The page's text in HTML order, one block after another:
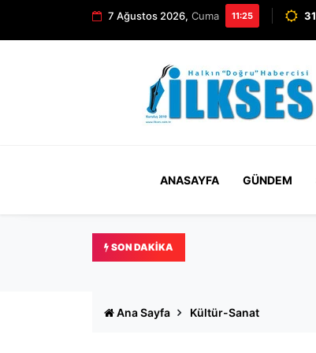
7 Ağustos 2026, Cuma 11:25
ANASAYFA GÜNDEM
SON DAKIKA Menderes
Ana Sayfa Kültür-Sanat